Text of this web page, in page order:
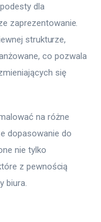
dla
zaprezentowanie.
strukturze,
co pozwala
się
na różne
dopasowanie do
nie tylko
z pewnością
biura.